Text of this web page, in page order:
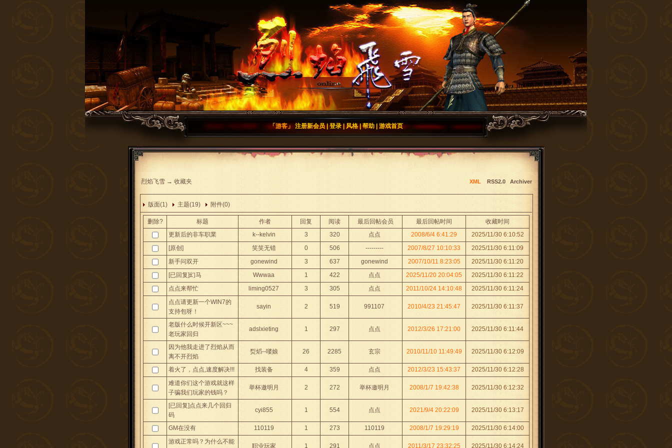
「游客」注册新会员|登录|风格|帮助|游戏首页
烈焰飞雪 →收藏夹 XML RSS2.0 Archiver
版面(1) 主题(19) 附件(0)
删除? 标题 作者 回复 阅读 最后回帖会员 最后回帖时间
收藏时间
更新后的非车职業
k--kelvin 3 320 点点 2008/6/4 6:41:29
2025/11/30 6:10:52
[原创]
笑笑无错 0 506 --------- 2007/8/27 10:10:33
2025/11/30 6:11:09
新手问双开
gonewind 3 637 gonewind 2007/10/11 8:23:05
2025/11/30 6:11:20
[已回复]幻马
Wwwaa 1 422 点点 2025/11/20 20:04:05
2025/11/30 6:11:22
点点来帮忙
liming0527 3 305 点点 2011/10/24 14:10:48
2025/11/30 6:11:24
点点请更新一个WIN7的
支持包呀！
sayin 2 519 991107 2010/4/23 21:45:47 2025/11/30 6:11:37
老版什么时候开新区~~~
老玩家回归
adslxieting 1 297 点点 2012/3/26 17:21:00 2025/11/30 6:11:44
因为他我走进了烈焰从而
离不开烈焰
烮熖--嘙娘 26 2285 玄宗 2010/11/10 11:49:49 2025/11/30 6:12:09
着火了，点点,速度解决!!! 找装备 4 359 点点 2012/3/23 15:43:37
2025/11/30 6:12:28
难道你们这个游戏就这样
子骗我们玩家的钱吗？
举杯邀明月 2 272 举杯邀明月 2008/1/7 19:42:38 2025/11/30 6:12:32
[已回复]点点来几个回归
码
cyi855 1 554 点点 2021/9/4 20:22:09 2025/11/30 6:13:17
GM在没有 110119 1 273 110119 2008/1/7 19:29:19
2025/11/30 6:14:00
游戏正常吗？为什么不能
职业玩家 1 291 点点 2011/3/17 23:32:25 2025/11/30 6:14:24